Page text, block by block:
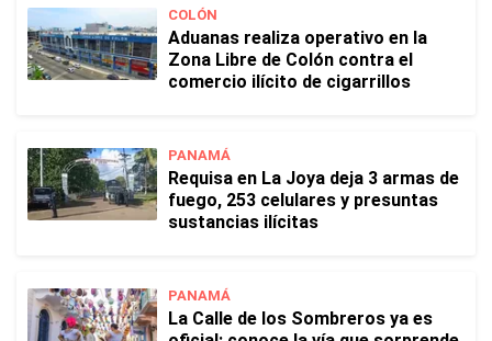
COLÓN
Aduanas realiza operativo en la
Zona Libre de Colón contra el
comercio ilícito de cigarrillos
PANAMÁ
Requisa en La Joya deja 3 armas de
fuego, 253 celulares y presuntas
sustancias ilícitas
PANAMÁ
La Calle de los Sombreros ya es